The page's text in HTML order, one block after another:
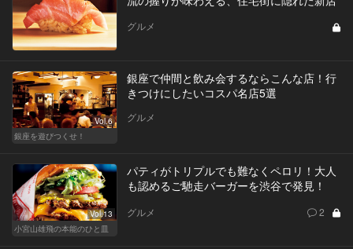
グルメ
Vol.6
銀座を遊びつくせ！
銀座で仲間と飲み会するならこんな店！行
きつけにしたいコスパ名店5選
グルメ
Vol.13
小宮山雄飛の本能のひと皿
パティがトリプルでも難なくペロリ！大人
も認めるご馳走バーガーを渋谷で発見！
グルメ 2